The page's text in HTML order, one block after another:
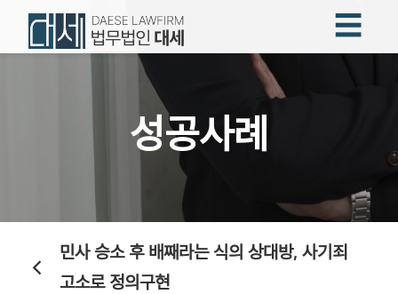
☰
성공사례
←
민사 승소 후 배째라는 식의 상대방, 사기죄
고소로 정의구현